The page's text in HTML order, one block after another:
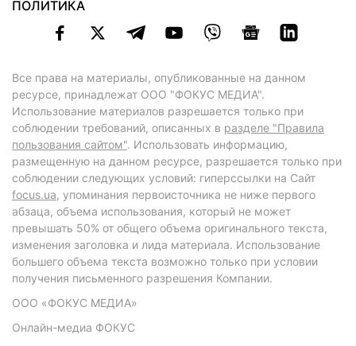
ПОЛИТИКА
Все права на материалы, опубликованные на данном
ресурсе, принадлежат ООО "ФОКУС МЕДИА".
Использование материалов разрешается только при
соблюдении требований, описанных в разделе "Правила
пользования сайтом". Использовать информацию,
размещенную на данном ресурсе, разрешается только при
соблюдении следующих условий: гиперссылки на Сайт
focus.ua, упоминания первоисточника не ниже первого
абзаца, объема использования, который не может
превышать 50% от общего объема оригинального текста,
изменения заголовка и лида материала. Использование
большего объема текста возможно только при условии
получения письменного разрешения Компании.
ООО «ФОКУС МЕДИА»
Онлайн-медиа ФОКУС